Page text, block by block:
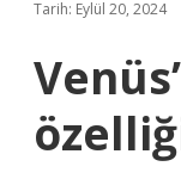
Tarih: Eylül 20, 2024